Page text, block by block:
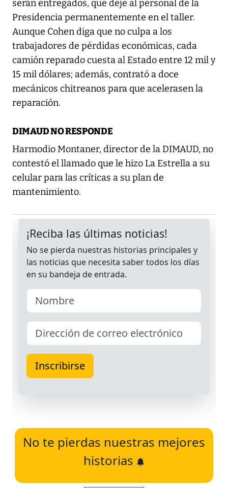
serán entregados, que deje al personal de la
Presidencia permanentemente en el taller.
Aunque Cohen diga que no culpa a los
trabajadores de pérdidas económicas, cada
camión reparado cuesta al Estado entre 12 mil y
15 mil dólares; además, contrató a doce
mecánicos chitreanos para que acelerasen la
reparación.
DIMAUD NO RESPONDE
Harmodio Montaner, director de la DIMAUD, no
contestó el llamado que le hizo La Estrella a su
celular para las críticas a su plan de
mantenimiento.
No te pierdas nuestras mejores
historias